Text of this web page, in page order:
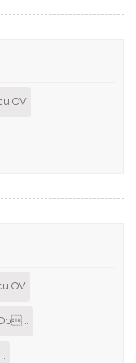
OV
OV